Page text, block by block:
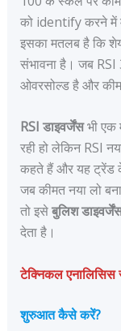
को identify करने में
इसका मतलब है कि
संभावना है। जब RSI
ओवरसोल्ड है और
RSI डाइवर्जेंसभी एक
रही हो लेकिन RSI
कहते हैं और यह ट्रेंड
जब कीमत नया लो
तो इसेबुलिश
देता है।
टेक्निकल एनालिसिस
शुरुआत कैसे करें?